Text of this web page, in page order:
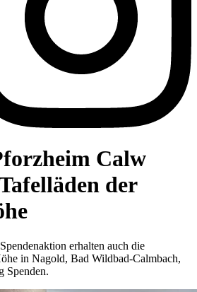
Calw
der
erhalten auch die
in Nagold, Bad Wildbad-Calmbach,
Spenden.